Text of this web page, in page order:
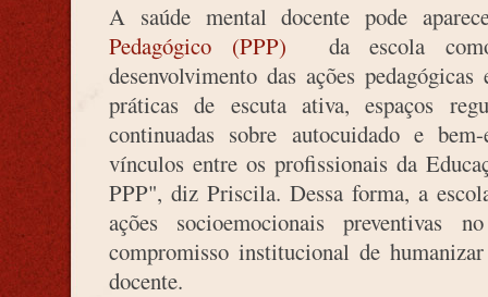
A saúde mental docente pode
Pedagógico (PPP) da escola
desenvolvimento das ações
práticas de escuta ativa, espaços
continuadas sobre autocuidado e
vínculos entre os profissionais da
PPP", diz Priscila. Dessa forma, a
ações socioemocionais
compromisso institucional de
docente.